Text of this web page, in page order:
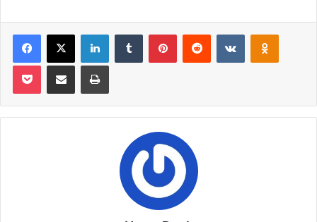
Facebook
X LinkedInTumblr PinterestReddit VKontakte
Pocket Share via Email Print